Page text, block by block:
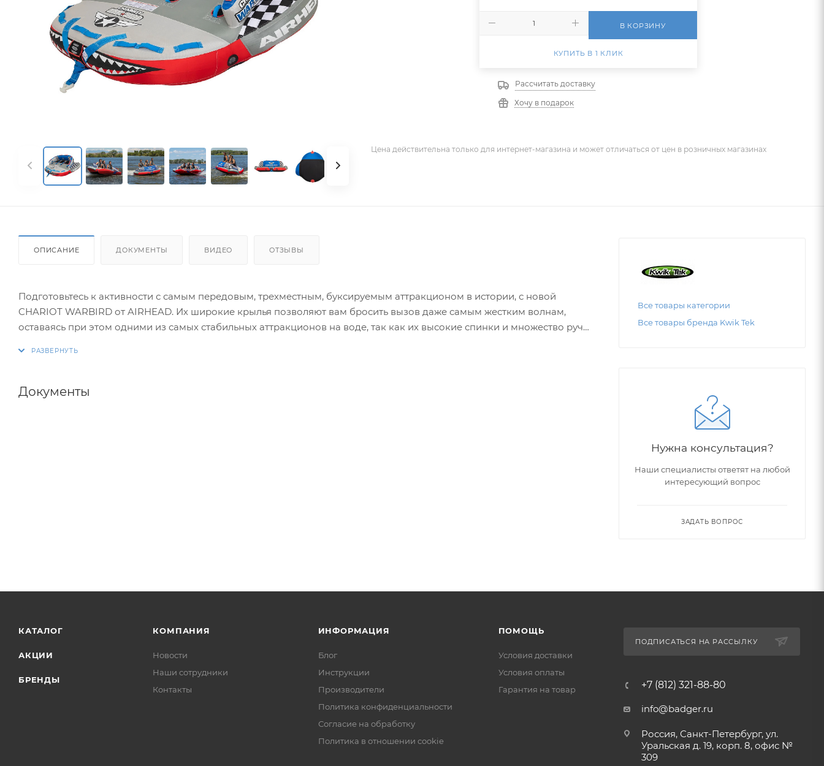
В КОРЗИНУ
КУПИТЬ В 1 КЛИК
Рассчитать доставку
Хочу в подарок
Цена действительна только для интернет-магазина и может отличаться от цен в розничных магазинах
ОПИСАНИЕ ДОКУМЕНТЫ ВИДЕО ОТЗЫВЫ
Подготовьтесь к активности с самым передовым, трехместным, буксируемым аттракционом в истории, с новой
CHARIOT WARBIRD от AIRHEAD. Их широкие крылья позволяют вам бросить вызов даже самым жестким волнам,
оставаясь при этом одними из самых стабильных аттракционов на воде, так как их высокие спинки и множество ручек
Документы
Все товары категории
Все товары бренда Kwik Tek
Нужна консультация?
Наши специалисты ответят на любой
интересующий вопрос
ЗАДАТЬ ВОПРОС
КАТАЛОГ
АКЦИИ
БРЕНДЫ
КОМПАНИЯ
Новости
Наши сотрудники
Контакты
ИНФОРМАЦИЯ
Блог
Инструкции
Производители
Политика конфиденциальности
Согласие на обработку
Политика в отношении cookie
ПОМОЩЬ
Условия доставки
Условия оплаты
Гарантия на товар
ПОДПИСАТЬСЯ НА РАССЫЛКУ
+7 (812) 321-88-80
info@badger.ru
Россия, Санкт-Петербург, ул.
Уральская д. 19, корп. 8, офис №
309